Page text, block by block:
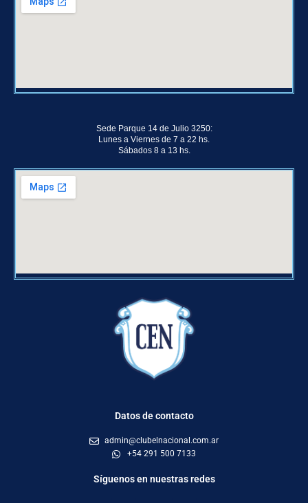
Sede Parque 14 de Julio 3250:
Lunes a Viernes de 7 a 22 hs.
Sábados 8 a 13 hs.
Datos de contacto
admin@clubelnacional.com.ar
+54 291 500 7133
Síguenos en nuestras redes